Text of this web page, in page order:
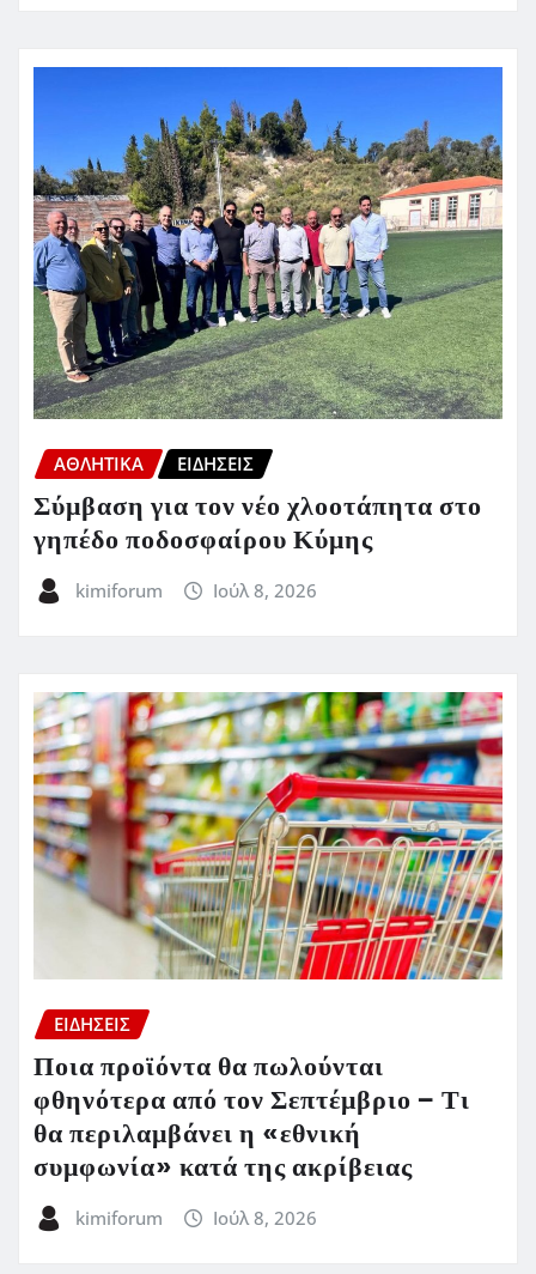
ΑΘΛΗΤΙΚΑ ΕΙΔΗΣΕΙΣ
Σύμβαση για τον νέο χλοοτάπητα στο
γηπέδο ποδοσφαίρου Κύμης
kimiforum Ιούλ 8, 2026
ΕΙΔΗΣΕΙΣ
Ποια προϊόντα θα πωλούνται
φθηνότερα από τον Σεπτέμβριο – Τι
θα περιλαμβάνει η «εθνική
συμφωνία» κατά της ακρίβειας
kimiforum Ιούλ 8, 2026